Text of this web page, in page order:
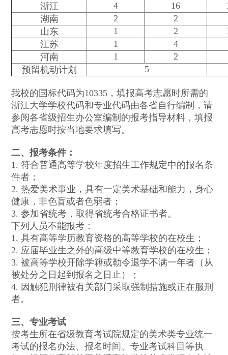
浙江
4 16
湖南
2
2
山东
1 2
江苏
1
4
河南
1
2
预留机动计划
5
我校的国标代码为10335，填报高考志愿时所需的
浙江大学学校代码和专业代码由各省自行编制，请
参阅各省级招生办公室编制的报考指导材料，填报
高考志愿时按当地要求填写。
二、报考条件：
1. 符合普通高等学校年度招生工作规定中的报名条
件者；
2. 热爱美术事业，具有一定美术基础和能力，身心
健康，非色盲或者色弱者；
3. 参加省统考，取得省统考合格证书者。
下列人员不能报考：
1. 具有高等学历教育资格的高等学校的在校生；
2. 应届毕业生之外的高级中等教育学校的在校生；
3. 被高等学校开除学籍或勒令退学不满一年者（从
被处分之日起到报名之日止）；
4. 因触犯刑律被有关部门采取强制措施或正在服刑
者。
三、专业考试
按考生所在省级教育考试院规定的美术类专业统一
考试的报名办法、报名时间、专业考试科目等执